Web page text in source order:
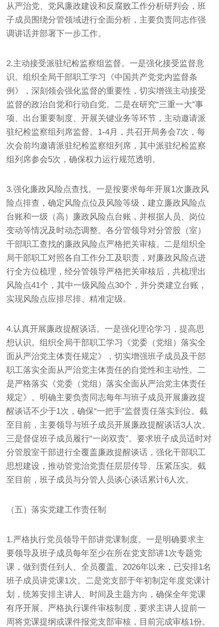
从严治党、党风廉政建设和反腐败工作分析研判会，班
子成员围绕分管领域进行全面分析，主要负责同志作强
调讲话并部署下一步工作。
2.主动接受派驻纪检监察组监督。一是强化接受监督意
识。组织全局干部职工学习《中国共产党党内监督条
例》，深刻领会强化监督的重要性，切实增强主动接受
监督的政治自觉和行动自觉。二是在研究“三重一大”事
项、出台重要制度、开展关键业务等环节，主动邀请派
驻纪检监察组列席监督。1-4月，共召开局务会7次，每
次会前均邀请派驻纪检监察组列席，其中派驻纪检监察
组列席参会5次，确保权力运行规范透明。
3.强化廉政风险点查找。一是按要求每年开展1次廉政风
险点排查，确定风险点位及风险等级，建立廉政风险点
台账和一级（高）廉政风险点台账，并根据人员、岗位
变动等情况及时动态调整。各分管领导对分管股（室）
干部职工查找的廉政风险点严格把关审核。二是组织全
局干部职工对照各自工作分工及职责，对廉政风险点进
行全方位梳理，经分管领导严格把关审核后，共梳理出
风险点41个，其中一级风险点30个，并分类建立台账，
实现风险点应排尽排、精准定级。
4.认真开展廉政提醒谈话。一是强化理论学习，提高思
想认识。组织全局干部职工学习《党委（党组）落实全
面从严治党主体责任规定》，切实增强班子成员及干部
职工落实全面从严治党主体责任的自觉性和主动性。二
是严格落实《党委（党组）落实全面从严治党主体责任
规定》。明确主要负责同志每年与班子成员开展廉政提
醒谈话不少于1次，确保“一把手”监督责任落实到位。截
至目前，主要领导与班子成员开展廉政提醒谈话3人次。
三是督促班子成员履行“一岗双责”。要求班子成员适时对
分管股室干部进行全覆盖廉政提醒谈话，强化干部职工
思想建设，推动管党治党责任层层传导、压紧压实。截
至目前，班子成员与分管人员谈心谈话累计6人次。
（五）落实党建工作责任制
1.严格执行党员领导干部讲党课制度。一是明确要求主
要领导及班子成员每年至少在所在党支部讲1次专题党
课，做到责任到人、全员覆盖。2026年以来，已安排1名
班子成员讲党课1次。二是党支部于年初制定年度党课计
划，统筹安排主讲人、时间及主题方向，确保全年党课
有序开展。严格执行课件审核制度，要求主讲人提前一
周将党课提纲或课件报党支部审核，目前完成审核1份。